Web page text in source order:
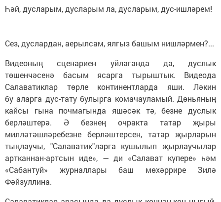
Һәй, дусларым, дусларым ла, дусларым, дус-ишләрем!
Сез, дуслардан, аерылсам, ялгыз башым нишләрмен?...
Видеоның сценариен уйлаганда да, дуслык
төшенчәсенә басым ясарга тырыштык. Видеода
Салаватиклар төрле континентларда яши. Ләкин
бу аларга дус-тату булырга комачауламый. Дөньяның
кайсы гына почмагында яшәсәк тә, безне дуслык
берләштерә. Ә безнең очракта татар җыры
милләтәшләребезне берләштерсен, татар җырларын
тыңлаучы, "Салаватик"ларга кушылып җырлаучылар
артканнан-артсын иде», — ди «Салават күпере» һәм
«Сабантуй» журналлары баш мөхәррире Зилә
Фәйзуллина.